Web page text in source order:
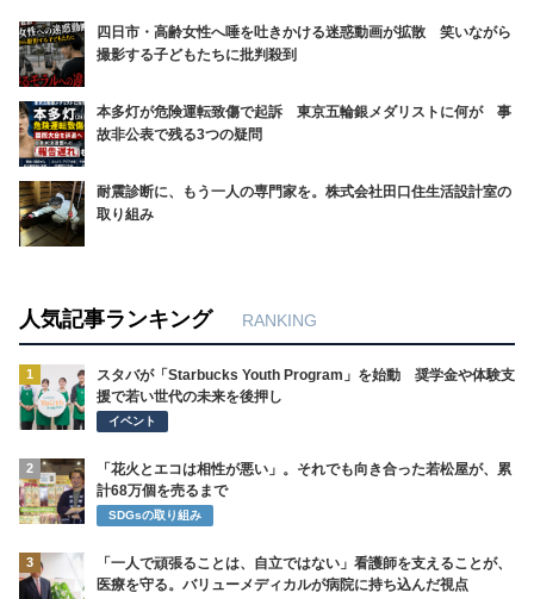
四日市・高齢女性へ唾を吐きかける迷惑動画が拡散 笑いながら
撮影する子どもたちに批判殺到
本多灯が危険運転致傷で起訴 東京五輪銀メダリストに何が 事
故非公表で残る3つの疑問
耐震診断に、もう一人の専門家を。株式会社田口住生活設計室の
取り組み
人気記事ランキング RANKING
1
スタバが「Starbucks Youth Program」を始動 奨学金や体験支
援で若い世代の未来を後押し
イベント
2
「花火とエコは相性が悪い」。それでも向き合った若松屋が、累
計68万個を売るまで
SDGsの取り組み
3
「一人で頑張ることは、自立ではない」看護師を支えることが、
医療を守る。バリューメディカルが病院に持ち込んだ視点